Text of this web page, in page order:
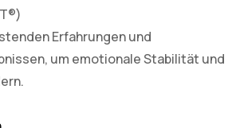
Erfahrungen und
um emotionale Stabilität und